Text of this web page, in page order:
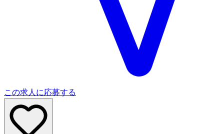
この求人に応募する